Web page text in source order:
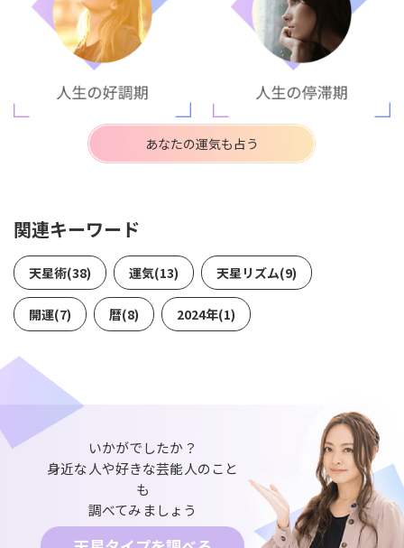
あなたの運気も占う
関連キーワード
天星術(38) 運気(13) 天星リズム(9)
開運(7) 暦(8) 2024年(1)
いかがでしたか？
身近な人や好きな芸能人のこと
も
調べてみましょう